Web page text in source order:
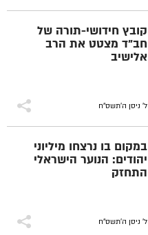
קובץ חידושי-תורה של
חב"ד מצטט את הרב
אלישיב
ל' ניסן ה׳תשס״ח
במקום בו נרצחו מיליוני
יהודים: הנוער הישראלי
התחזק
ל' ניסן ה׳תשס״ח